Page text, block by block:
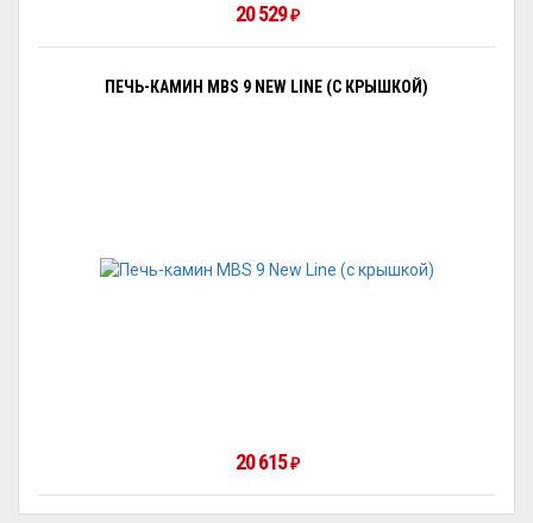
20 529₽
ПЕЧЬ-КАМИН MBS 9 NEW LINE (С КРЫШКОЙ)
20 615₽